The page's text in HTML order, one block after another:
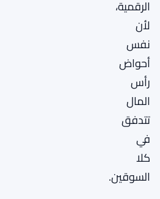
الرقمية،
لأن
نفس
أحواض
رأس
المال
تتدفق
في
كلا
السوقين.